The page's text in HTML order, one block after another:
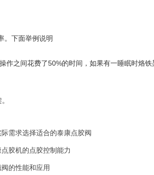
。下面举例说明
作之间花费了50%的时间，如果有一睡眠时烙
需求选择适合的泰康点胶阀
胶机的点胶控制能力
的性能和应用